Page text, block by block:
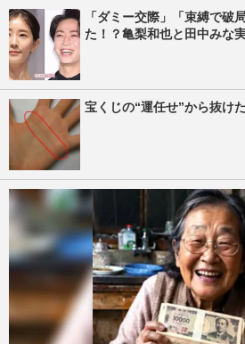
「ダミー交際」「束縛で破
た！？亀梨和也と田中みな
宝くじの“運任せ”から抜け